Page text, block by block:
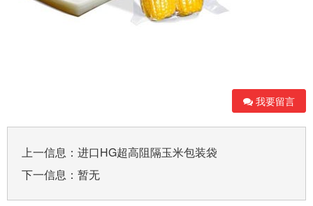
我要留言
上一信息： 进口HG超高阻隔玉米包装袋
下一信息：暂无